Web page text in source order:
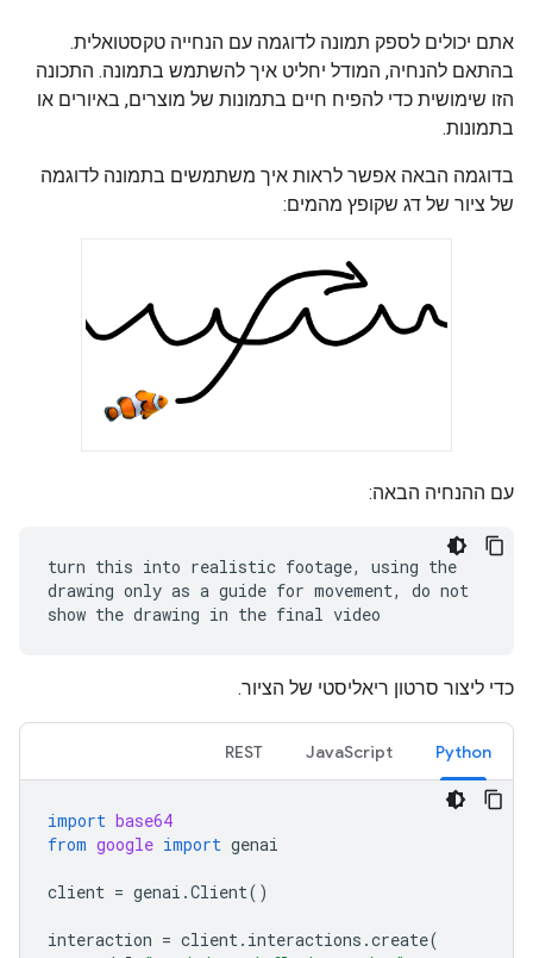
אתם יכולים לספק תמונה לדוגמה עם הנחייה טקסטואלית.
בהתאם להנחיה, המודל יחליט איך להשתמש בתמונה. התכונה
הזו שימושית כדי להפיח חיים בתמונות של מוצרים, באיורים או
בתמונות.
בדוגמה הבאה אפשר לראות איך משתמשים בתמונה לדוגמה
של ציור של דג שקופץ מהמים:
עם ההנחיה הבאה:
turn this into realistic footage, using the
drawing only as a guide for movement, do not
show the drawing in the final video
כדי ליצור סרטון ריאליסטי של הציור.
Python
JavaScript
REST
import base64
from google import genai
client = genai .Client()
interaction = client. interactions .create(